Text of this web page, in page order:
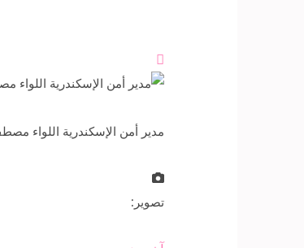

مدير أمن الإسكندرية اللواء
تصوير: